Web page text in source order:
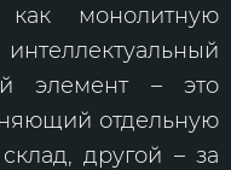
монолитную
элемент – это
отдельную
другой – за